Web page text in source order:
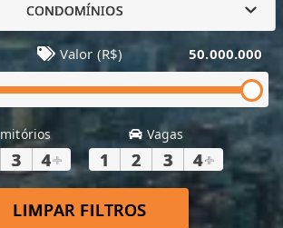
CONDOMÍNIOS
Valor (R$) 50.000.000
3 4+
Vagas
1 2 3 4+
LIMPAR FILTROS